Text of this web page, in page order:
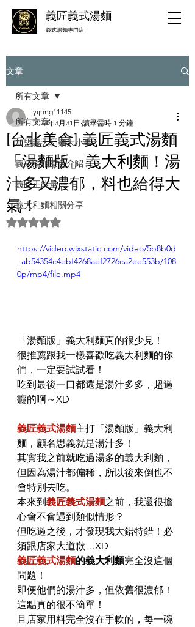
義匠義式湯麵
​義式湯麵專門店
文章
所有文章
加盟義大利麵大小事
義式湯麵菜色介紹
義匠正能量
義大利麵相關分享
所有文章
[台北美食] 義匠義式湯麵
「湯麵版」義大利麵！湯
汁多又濃郁，料也給得大
氣！
yijung11145
2023年3月31日 讀畢需時 1 分鐘
評等為 NaN（最高為 5 顆星）。
https://video.wixstatic.com/video/5b8b0d
_ab54354c4ebf4268aef2726ca2ee553b/108
0p/mp4/file.mp4
「湯麵版」義大利麵真的很少見！
很推薦跟我一樣喜歡吃義大利麵的你
們，一定要試試看！
吃到最後一口都還是湯汁多多，超過
癮的啊～XD
義匠義式湯麵主打「湯麵版」義大利
麵，顧名思義就是湯汁多！
其實我之前就吃過湯多的義大利麵，
但因為湯汁都偏稀，所以後來倒也不
會特別去吃。
本來到義匠義式湯麵之前，我還很擔
心會不會遇到類似情形？
但吃過之後，才發現我大錯特錯！必
須跟店家大道歉…XD
義匠義式湯麵的義大利麵完全沒這個
問題！
即便他們的湯汁多，但依舊很濃郁！
這點真的很不簡單！
且店家用料完全沒在手軟的，每一碗